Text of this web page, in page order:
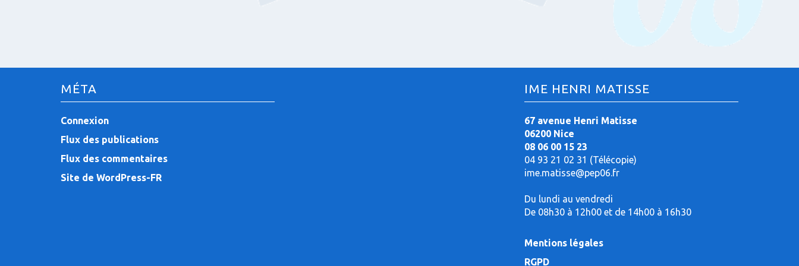
r
t
i
c
l
MÉTA
Connexion
Flux des publications
Flux des commentaires
Site de WordPress-FR
IME HENRI MATISSE
67 avenue Henri Matisse
06200 Nice
08 06 00 15 23
04 93 21 02 31 (Télécopie)
ime.matisse@pep06.fr
Du lundi au vendredi
De 08h30 à 12h00 et de 14h00 à 16h30
Mentions légales
RGPD